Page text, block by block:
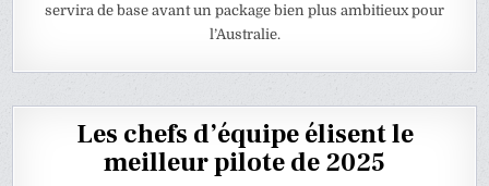
servira de base avant un package bien plus ambitieux pour
l’Australie.
Les chefs d’équipe élisent le
meilleur pilote de 2025